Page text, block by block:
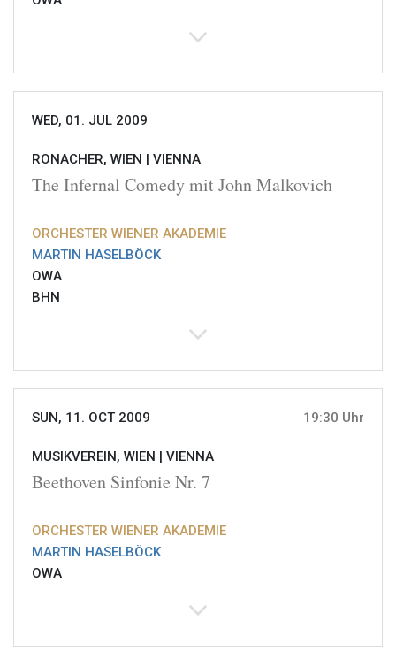
WED, 01. JUL 2009
RONACHER, WIEN | VIENNA
The Infernal Comedy mit John Malkovich
ORCHESTER WIENER AKADEMIE
MARTIN HASELBÖCK
OWA
BHN
SUN, 11. OCT 2009 19:30 Uhr
MUSIKVEREIN, WIEN | VIENNA
Beethoven Sinfonie Nr. 7
ORCHESTER WIENER AKADEMIE
MARTIN HASELBÖCK
OWA